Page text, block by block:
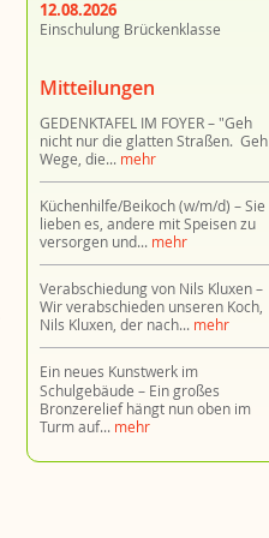
12.08.2026
Einschulung Brückenklasse
Mitteilungen
GEDENKTAFEL IM FOYER
"Geh
nicht nur die glatten Straßen. Geh
Wege, die... mehr
Küchenhilfe/Beikoch (w/m/d)
Sie
lieben es, andere mit Speisen zu
versorgen und... mehr
Verabschiedung von Nils Kluxen
Wir verabschieden unseren Koch,
Nils Kluxen, der nach... mehr
Ein neues Kunstwerk im
Schulgebäude
Ein großes
Bronzerelief hängt nun oben im
Turm auf... mehr